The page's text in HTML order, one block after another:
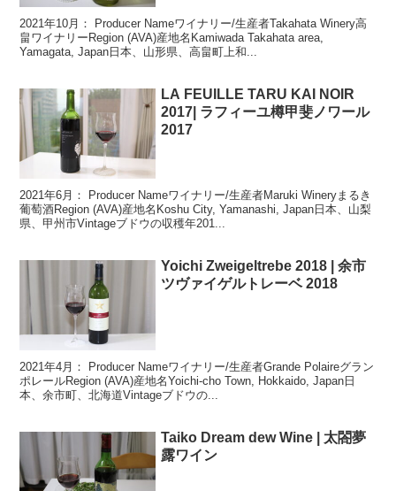
2021年10月： Producer Nameワイナリー/生産者Takahata Winery高
畠ワイナリーRegion (AVA)産地名Kamiwada Takahata area,
Yamagata, Japan日本、山形県、高畠町上和...
LA FEUILLE TARU KAI NOIR
2017| ラフィーユ樽甲斐ノワール
2017
2021年6月： Producer Nameワイナリー/生産者Maruki Wineryまるき
葡萄酒Region (AVA)産地名Koshu City, Yamanashi, Japan日本、山梨
県、甲州市Vintageブドウの収穫年201...
Yoichi Zweigeltrebe 2018 | 余市
ツヴァイゲルトレーベ 2018
2021年4月： Producer Nameワイナリー/生産者Grande Polaireグラン
ポレールRegion (AVA)産地名Yoichi-cho Town, Hokkaido, Japan日
本、余市町、北海道Vintageブドウの...
Taiko Dream dew Wine | 太閤夢
露ワイン